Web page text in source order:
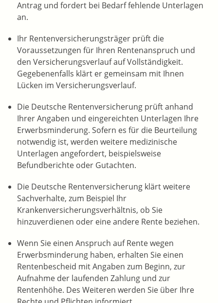
Antrag und fordert bei Bedarf fehlende Unterlagen
an.
Ihr Rentenversicherungsträger prüft die
Voraussetzungen für Ihren Rentenanspruch und
den Versicherungsverlauf auf Vollständigkeit.
Gegebenenfalls klärt er gemeinsam mit Ihnen
Lücken im Versicherungsverlauf.
Die Deutsche Rentenversicherung prüft anhand
Ihrer Angaben und eingereichten Unterlagen Ihre
Erwerbsminderung. Sofern es für die Beurteilung
notwendig ist, werden weitere medizinische
Unterlagen angefordert, beispielsweise
Befundberichte oder Gutachten.
Die Deutsche Rentenversicherung klärt weitere
Sachverhalte, zum Beispiel Ihr
Krankenversicherungsverhältnis, ob Sie
hinzuverdienen oder eine andere Rente beziehen.
Wenn Sie einen Anspruch auf Rente wegen
Erwerbsminderung haben, erhalten Sie einen
Rentenbescheid mit Angaben zum Beginn, zur
Aufnahme der laufenden Zahlung und zur
Rentenhöhe. Des Weiteren werden Sie über Ihre